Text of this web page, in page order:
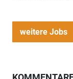
weitere Jobs